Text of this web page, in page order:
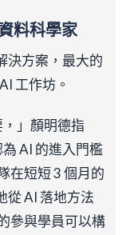
料科學家
決方案，最大的
工作坊。
，」顏明德指
AI 的進入門檻
在短短 3 個月的
從 AI 落地方法
參與學員可以構